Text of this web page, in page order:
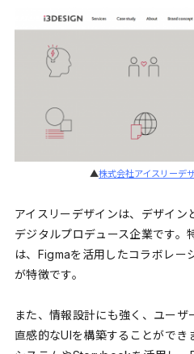
▲株式会社アイスリーデ
アイスリーデザインは、デザイン
デジタルプロデュース企業です。
は、Figmaを活用したコラボレー
が特徴です。
また、情報設計にも強く、ユーザ
直感的なUIを構築することができ